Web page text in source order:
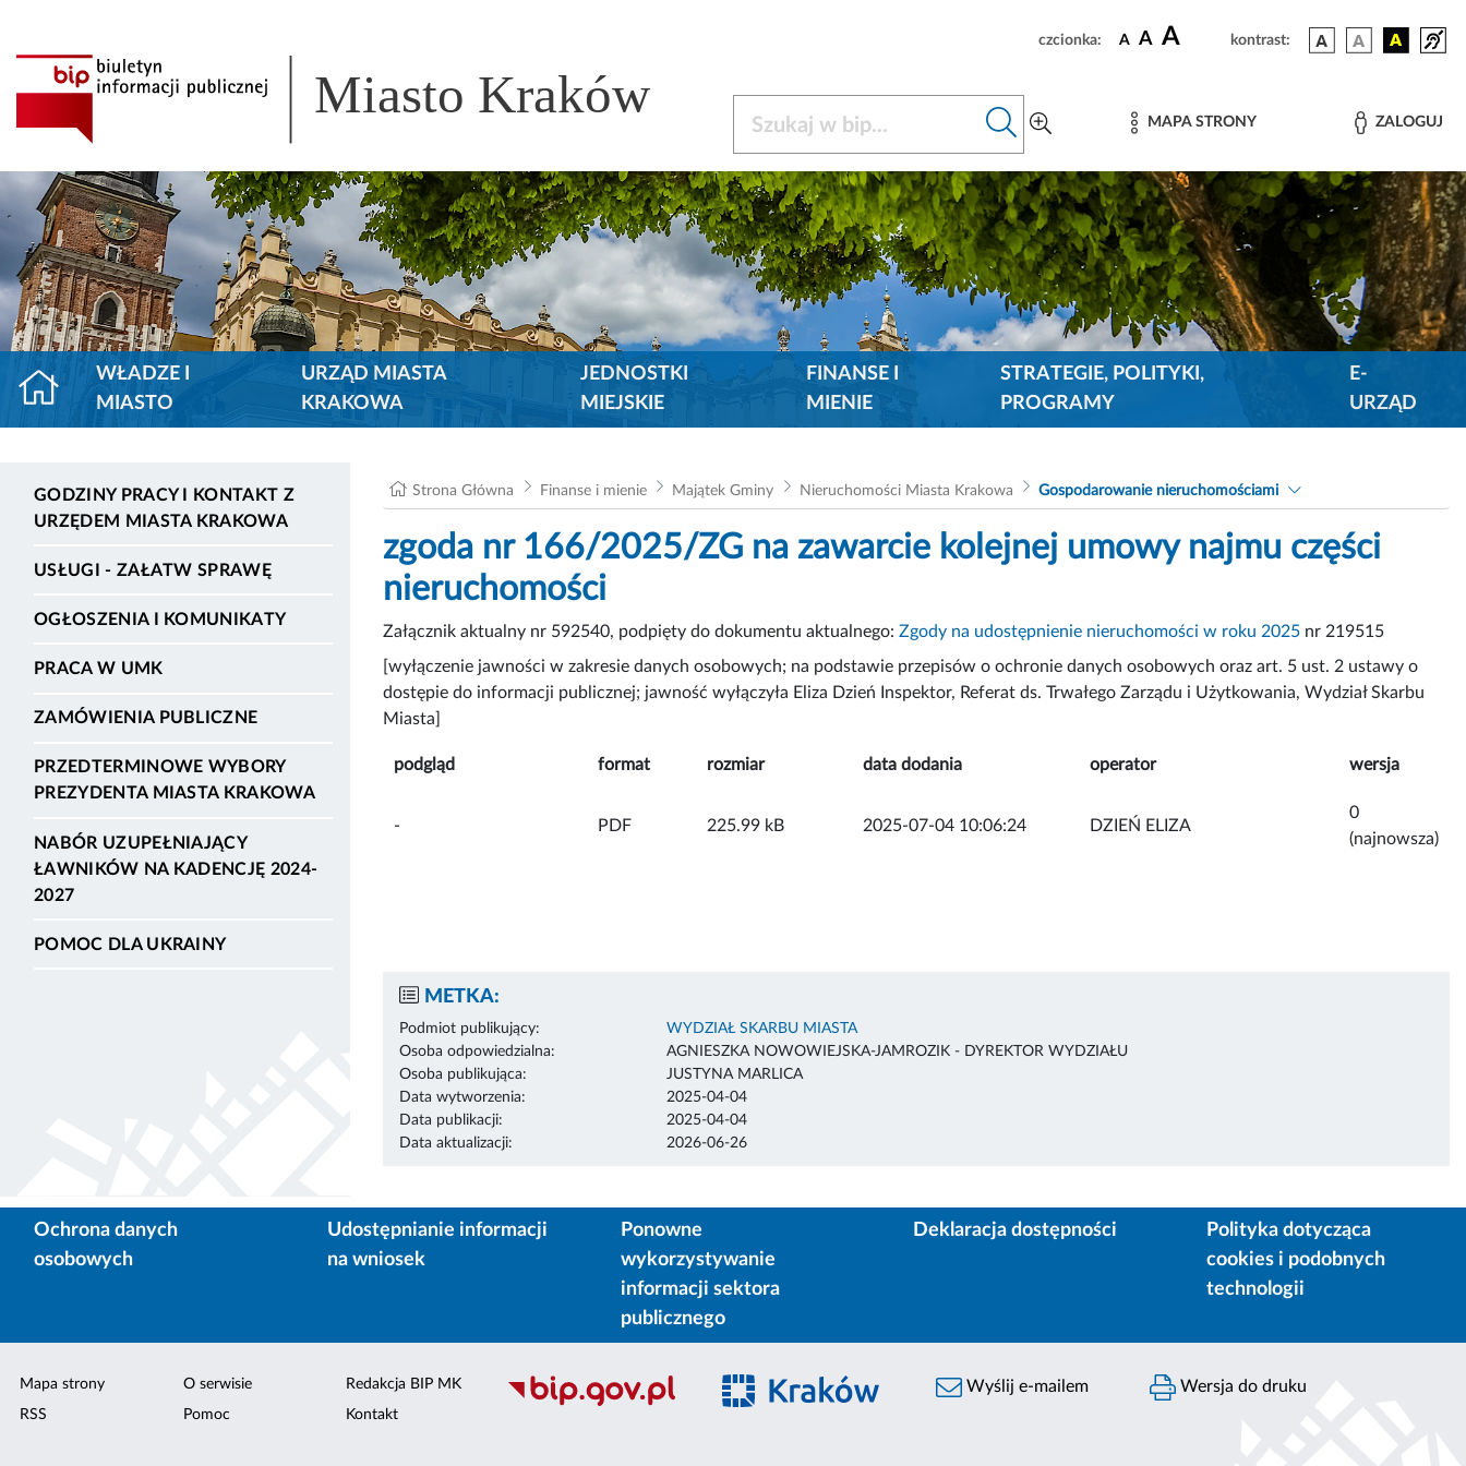
czcionka: A A A kontrast:
Miasto Kraków MAPA STRONY ZALOGUJ
WŁADZE I
MIASTO
URZĄD MIASTA
KRAKOWA
JEDNOSTKI
MIEJSKIE
FINANSE I
MIENIE
STRATEGIE, POLITYKI,
PROGRAMY
E-
URZĄD
GODZINY PRACY I KONTAKT Z
URZĘDEM MIASTA KRAKOWA
USŁUGI - ZAŁATW SPRAWĘ
OGŁOSZENIA I KOMUNIKATY
PRACA W UMK
ZAMÓWIENIA PUBLICZNE
PRZEDTERMINOWE WYBORY
PREZYDENTA MIASTA KRAKOWA
NABÓR UZUPEŁNIAJĄCY
ŁAWNIKÓW NA KADENCJĘ 2024-
2027
POMOC DLA UKRAINY
Strona Główna Finanse i mienie Majątek Gminy Nieruchomości Miasta Krakowa Gospodarowanie nieruchomościami
zgoda nr 166/2025/ZG na zawarcie kolejnej umowy najmu części
nieruchomości
Załącznik aktualny nr 592540, podpięty do dokumentu aktualnego: Zgody na udostępnienie nieruchomości w roku 2025 nr 219515
[wyłączenie jawności w zakresie danych osobowych; na podstawie przepisów o ochronie danych osobowych oraz art. 5 ust. 2 ustawy o
dostępie do informacji publicznej; jawność wyłączyła Eliza Dzień Inspektor, Referat ds. Trwałego Zarządu i Użytkowania, Wydział Skarbu
Miasta]
podgląd format rozmiar data dodania operator wersja
- PDF 225.99 kB 2025-07-04 10:06:24 DZIEŃ ELIZA
0
(najnowsza)
METKA:
Podmiot publikujący:
WYDZIAŁ SKARBU MIASTA
Osoba odpowiedzialna:
AGNIESZKA NOWOWIEJSKA-JAMROZIK - DYREKTOR WYDZIAŁU
Osoba publikująca:
JUSTYNA MARLICA
Data wytworzenia:
2025-04-04
Data publikacji:
2025-04-04
Data aktualizacji:
2026-06-26
Ochrona danych
osobowych
Udostępnianie informacji
na wniosek
Ponowne
wykorzystywanie
informacji sektora
publicznego
Deklaracja dostępności
Polityka dotycząca
cookies i podobnych
technologii
Mapa strony
RSS
O serwisie
Pomoc
Redakcja BIP MK
Kontakt
Wyślij e-mailem Wersja do druku